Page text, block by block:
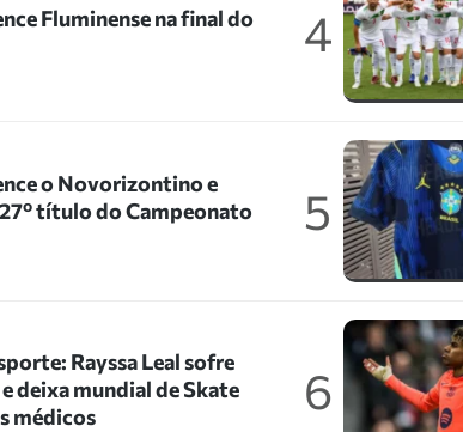
Fluminense na final do
o Novorizontino e
título do Campeonato
Rayssa Leal sofre
deixa mundial de Skate
médicos
4
5
6